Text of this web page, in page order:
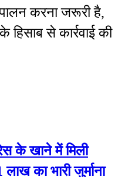
करना जरूरी है,
से कार्रवाई की
के खाने में मिली
का भारी जुर्माना